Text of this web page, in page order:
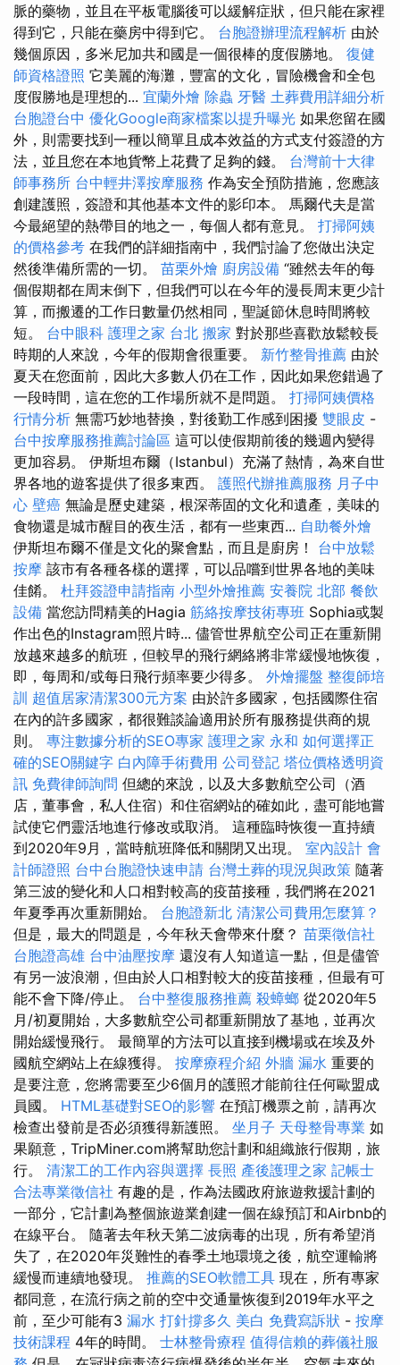
脈的藥物，並且在平板電腦後可以緩解症狀，但只能在家裡
得到它，只能在藥房中得到它。 台胞證辦理流程解析 由於
幾個原因，多米尼加共和國是一個很棒的度假勝地。 復健
師資格證照 它美麗的海灘，豐富的文化，冒險機會和全包
度假勝地是理想的... 宜蘭外燴 除蟲 牙醫 土葬費用詳細分析
台胞證台中 優化Google商家檔案以提升曝光 如果您留在國
外，則需要找到一種以簡單且成本效益的方式支付簽證的方
法，並且您在本地貨幣上花費了足夠的錢。 台灣前十大律
師事務所 台中輕井澤按摩服務 作為安全預防措施，您應該
創建護照，簽證和其他基本文件的影印本。 馬爾代夫是當
今最絕望的熱帶目的地之一，每個人都有意見。 打掃阿姨
的價格參考 在我們的詳細指南中，我們討論了您做出決定
然後準備所需的一切。 苗栗外燴 廚房設備 “雖然去年的每
個假期都在周末倒下，但我們可以在今年的漫長周末更少計
算，而搬遷的工作日數量仍然相同，聖誕節休息時間將較
短。 台中眼科 護理之家 台北 搬家 對於那些喜歡放鬆較長
時期的人來說，今年的假期會很重要。 新竹整骨推薦 由於
夏天在您面前，因此大多數人仍在工作，因此如果您錯過了
一段時間，這在您的工作場所就不是問題。 打掃阿姨價格
行情分析 無需巧妙地替換，對後勤工作感到困擾 雙眼皮 -
台中按摩服務推薦討論區 這可以使假期前後的幾週內變得
更加容易。 伊斯坦布爾（Istanbul）充滿了熱情，為來自世
界各地的遊客提供了很多東西。 護照代辦推薦服務 月子中
心 壁癌 無論是歷史建築，根深蒂固的文化和遺產，美味的
食物還是城市醒目的夜生活，都有一些東西... 自助餐外燴
伊斯坦布爾不僅是文化的聚會點，而且是廚房！ 台中放鬆
按摩 該市有各種各樣的選擇，可以品嚐到世界各地的美味
佳餚。 杜拜簽證申請指南 小型外燴推薦 安養院 北部 餐飲
設備 當您訪問精美的Hagia 筋絡按摩技術專班 Sophia或製
作出色的Instagram照片時... 儘管世界航空公司正在重新開
放越來越多的航班，但較早的飛行網絡將非常緩慢地恢復，
即，每周和/或每日飛行頻率要少得多。 外燴擺盤 整復師培
訓 超值居家清潔300元方案 由於許多國家，包括國際住宿
在內的許多國家，都很難談論適用於所有服務提供商的規
則。 專注數據分析的SEO專家 護理之家 永和 如何選擇正
確的SEO關鍵字 白內障手術費用 公司登記 塔位價格透明資
訊 免費律師詢問 但總的來說，以及大多數航空公司（酒
店，董事會，私人住宿）和住宿網站的確如此，盡可能地嘗
試使它們靈活地進行修改或取消。 這種臨時恢復一直持續
到2020年9月，當時航班降低和關閉又出現。 室內設計 會
計師證照 台中台胞證快速申請 台灣土葬的現況與政策 隨著
第三波的變化和人口相對較高的疫苗接種，我們將在2021
年夏季再次重新開始。 台胞證新北 清潔公司費用怎麼算？
但是，最大的問題是，今年秋天會帶來什麼？ 苗栗徵信社
台胞證高雄 台中油壓按摩 還沒有人知道這一點，但是儘管
有另一波浪潮，但由於人口相對較大的疫苗接種，但最有可
能不會下降/停止。 台中整復服務推薦 殺蟑螂 從2020年5
月/初夏開始，大多數航空公司都重新開放了基地，並再次
開始緩慢飛行。 最簡單的方法可以直接到機場或在埃及外
國航空網站上在線獲得。 按摩療程介紹 外牆 漏水 重要的
是要注意，您將需要至少6個月的護照才能前往任何歐盟成
員國。 HTML基礎對SEO的影響 在預訂機票之前，請再次
檢查出發前是否必須獲得新護照。 坐月子 天母整骨專業 如
果願意，TripMiner.com將幫助您計劃和組織旅行假期，旅
行。 清潔工的工作內容與選擇 長照 產後護理之家 記帳士
合法專業徵信社 有趣的是，作為法國政府旅遊救援計劃的
一部分，它計劃為整個旅遊業創建一個在線預訂和Airbnb的
在線平台。 隨著去年秋天第二波病毒的出現，所有希望消
失了，在2020年災難性的春季土地環境之後，航空運輸將
緩慢而連續地發現。 推薦的SEO軟體工具 現在，所有專家
都同意，在流行病之前的空中交通量恢復到2019年水平之
前，至少可能有3 漏水 打針撐多久 美白 免費寫訴狀 - 按摩
技術課程 4年的時間。 士林整骨療程 值得信賴的葬儀社服